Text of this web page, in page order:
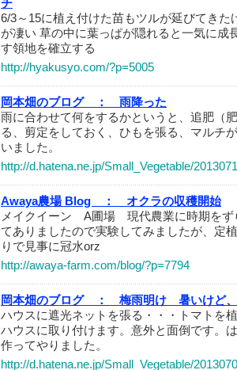
チ
6/3～15に植え付けた苗もツルが延びてきた
が凄い 草の中に葉っぱが隠れると一気に成
す領地を確立する
http://hyakusyo.com/?p=5005
岡本畑のブログ ：
雨降った
雨に合わせて何をするかというと、追肥（
る、剪定をしておく、ひもを張る、マルチ
いました。
http://d.hatena.ne.jp/Small_Vegetable/
Awaya農場 Blog ：
オクラの収穫開始
メイクイーン A圃場 現代農業に時期をず
てありましたので実験してみましたが、定
りで見事に冠水orz
http://awaya-farm.com/blog/?p=7794
岡本畑のブログ ：
梅雨明け 暑いけど
ハウスに遮光ネットを張る・・・トマトを
ハウスに取り付けます。意外と面倒です。
作ってやりました。
http://d.hatena.ne.jp/Small_Vegetable/